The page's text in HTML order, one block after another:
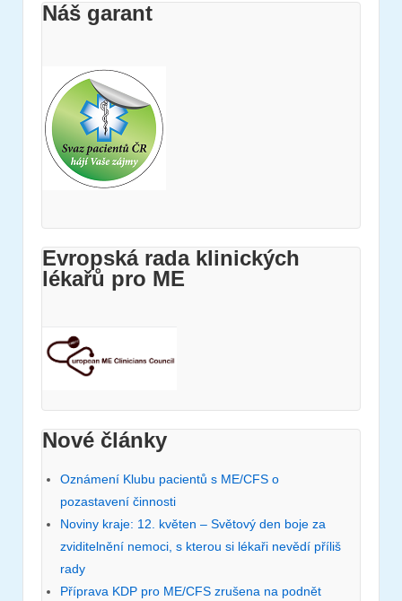
Náš garant
Evropská rada klinických
lékařů pro ME
Nové články
Oznámení Klubu pacientů s ME/CFS o
pozastavení činnosti
Noviny kraje: 12. květen – Světový den boje za
zviditelnění nemoci, s kterou si lékaři nevědí příliš
rady
Příprava KDP pro ME/CFS zrušena na podnět